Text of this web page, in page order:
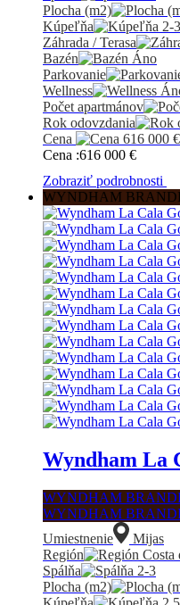
Plocha (m2)
Kúpeľňa
2-3
Záhrada / Terasa
Bazén
Áno
Parkovanie
Wellness
Počet apartmánov
Rok odovzdania
Cena
616 000 €
Cena :616 000 €
Zobraziť podrobnosti
WYNDHAM
Wyndham La
WYNDHAM
WYNDHAM
Umiestnenie
Mijas
Región
Costa
Spálňa
2-3
Plocha (m2)